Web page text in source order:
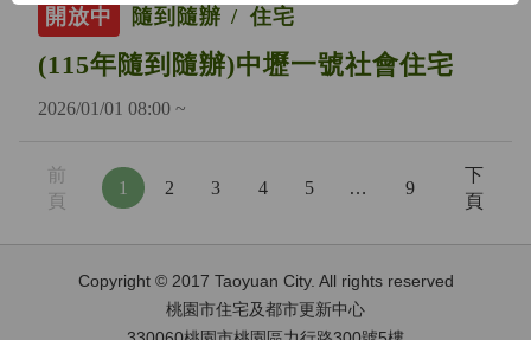
開放中 隨到隨辦 住宅
(115年隨到隨辦)中壢一號社會住宅
2026/01/01 08:00 ~
前
頁
1 2 3 4 5 … 9
下
頁
Copyright © 2017 Taoyuan City. All rights reserved
桃園市住宅及都市更新中心